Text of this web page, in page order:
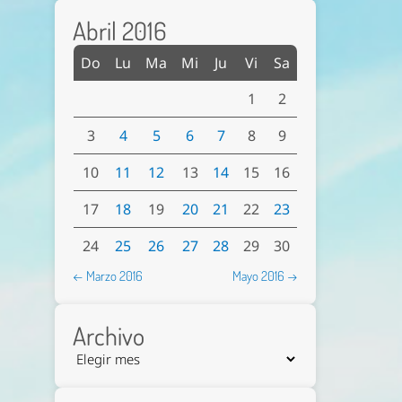
Abril 2016
Do Lu Ma Mi Ju Vi
Sa
1
2
3
4 5 6 7 8
9
10
11 12 13 14 15
16
17
18 19 20 21 22
23
24
25 26 27 28 29 30
← Marzo 2016 Mayo 2016 →
Archivo